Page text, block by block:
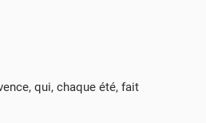
qui, chaque été, fait